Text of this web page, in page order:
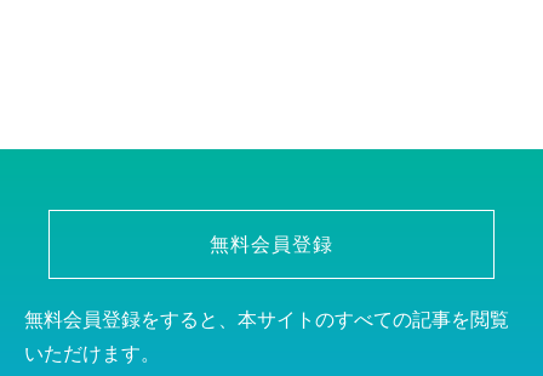
無料会員登録
無料会員登録をすると、本サイトのすべての記事を閲覧
いただけます。